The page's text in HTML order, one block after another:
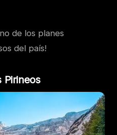
de los planes
del país!
Pirineos